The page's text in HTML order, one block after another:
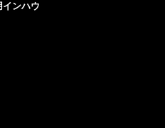
ンハウ